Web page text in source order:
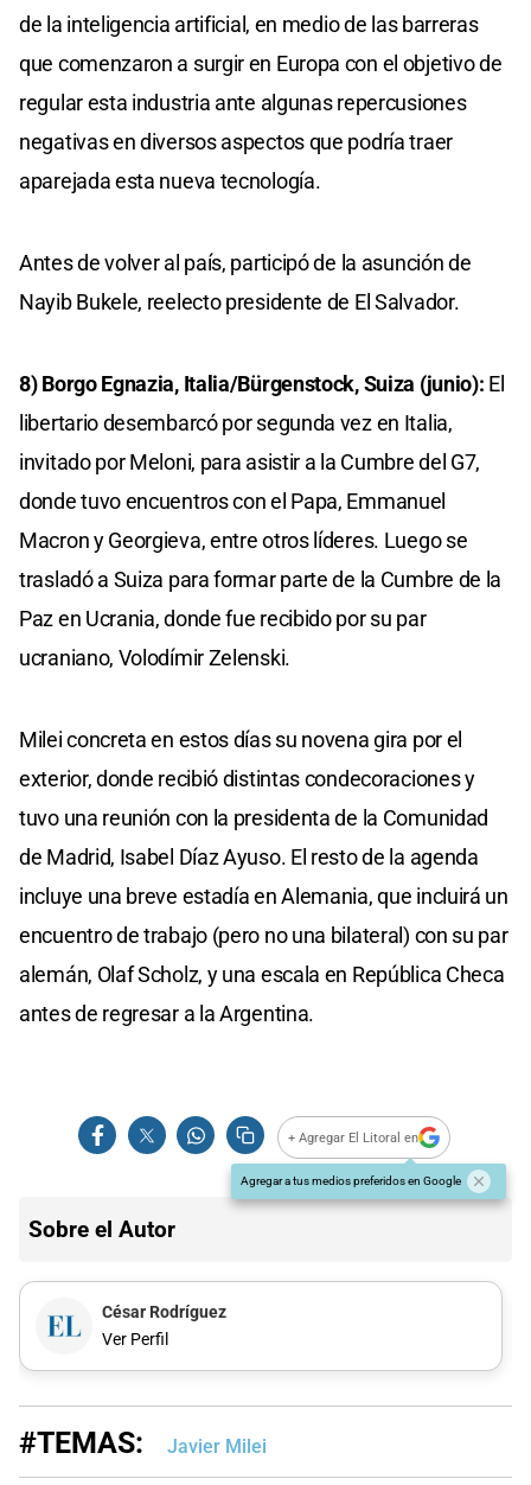
de la inteligencia artificial, en medio de las barreras
que comenzaron a surgir en Europa con el objetivo de
regular esta industria ante algunas repercusiones
negativas en diversos aspectos que podría traer
aparejada esta nueva tecnología.
Antes de volver al país, participó de la asunción de
Nayib Bukele, reelecto presidente de El Salvador.
8) Borgo Egnazia, Italia/Bürgenstock, Suiza (junio): El
libertario desembarcó por segunda vez en Italia,
invitado por Meloni, para asistir a la Cumbre del G7,
donde tuvo encuentros con el Papa, Emmanuel
Macron y Georgieva, entre otros líderes. Luego se
trasladó a Suiza para formar parte de la Cumbre de la
Paz en Ucrania, donde fue recibido por su par
ucraniano, Volodímir Zelenski.
Milei concreta en estos días su novena gira por el
exterior, donde recibió distintas condecoraciones y
tuvo una reunión con la presidenta de la Comunidad
de Madrid, Isabel Díaz Ayuso. El resto de la agenda
incluye una breve estadía en Alemania, que incluirá un
encuentro de trabajo (pero no una bilateral) con su par
alemán, Olaf Scholz, y una escala en República Checa
antes de regresar a la Argentina.
+ Agregar El Litoral en
Agregar a tus medios preferidos en Google
Sobre el Autor
César Rodríguez
Ver Perfil
#TEMAS: Javier Milei